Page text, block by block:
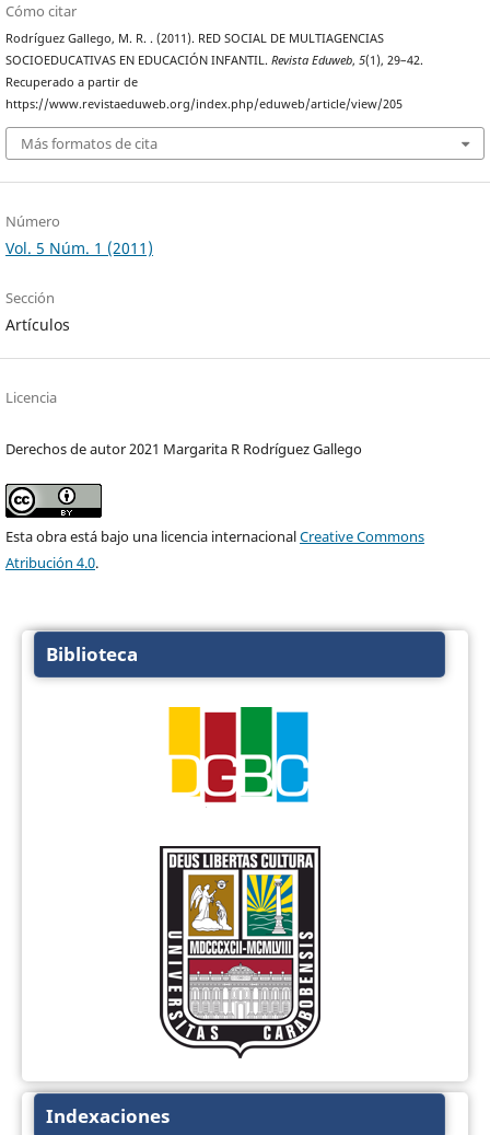
Cómo citar
Rodríguez Gallego, M. R. . (2011). RED SOCIAL DE MULTIAGENCIAS
SOCIOEDUCATIVAS EN EDUCACIÓN INFANTIL.Revista Eduweb,5(1), 29–42.
Recuperado a partir de
https://www.revistaeduweb.org/index.php/eduweb/article/view/205
Más formatos de cita
Número
Vol. 5 Núm. 1 (2011)
Sección
Artículos
Licencia
Derechos de autor 2021 Margarita R Rodríguez Gallego
Esta obra está bajo una licencia internacionalCreative Commons
Atribución 4.0.
Biblioteca
Indexaciones